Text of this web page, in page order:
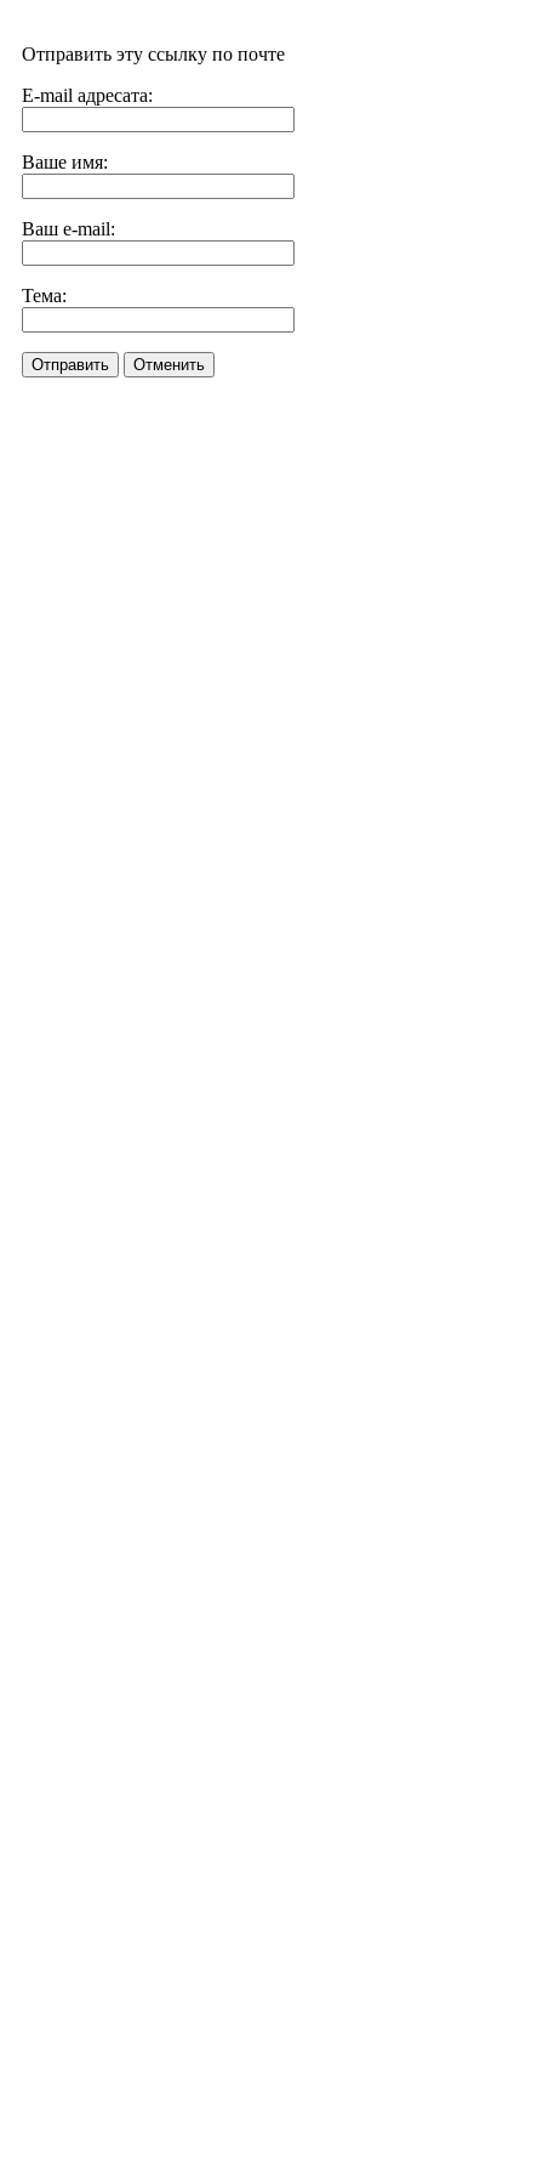
Отправить эту ссылку по почте
E-mail адресата:
Ваше имя:
Ваш e-mail:
Тема:
Отправить Отменить